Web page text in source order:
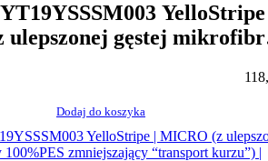
ulepszonej gęstej
(cienki) 3
Dodaj do koszyka